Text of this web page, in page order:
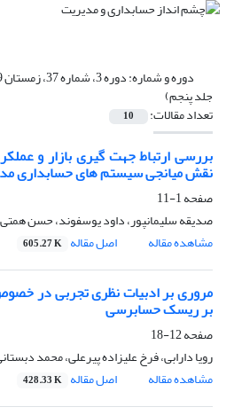
دوره و شماره:
جلد پنجم)
تعداد مقالات: 10
بررسی ارتباط جهت گیری بازار و
نقش میانجی سیستم های حسابداری
صفحه1-11
صدیقه سلیمانپور، داود یوسفوند، حسن همتی
مشاهده مقاله
اصل مقاله 605.27 K
مروری بر ادبیات نظری تجربی در
بر ریسک حسابرسی
صفحه12-18
رویا دارابی، فرخ علیزاده پیرعلی، محمد
مشاهده مقاله
اصل مقاله 428.33 K